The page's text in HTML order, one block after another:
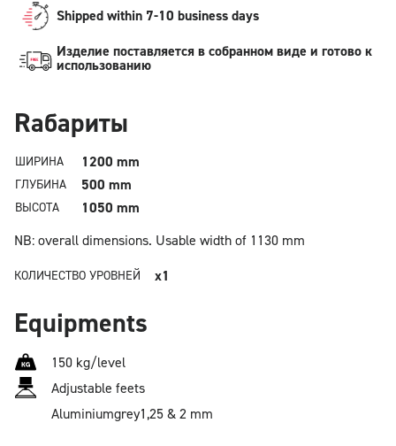
Shipped within 7-10 business days
Изделие поставляется в собранном виде и готово к
использованию
Rабариты
ШИРИНА 1200 mm
ГЛУБИНА 500 mm
ВЫСОТА
1050 mm
NB: overall dimensions. Usable width of 1130 mm
КОЛИЧЕСТВО УРОВНЕЙ x1
Equipments
150 kg/level
Adjustable feets
Aluminiumgrey1,25 & 2 mm